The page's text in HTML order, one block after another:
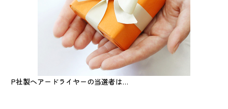
P社製ヘアードライヤーの当選者は…